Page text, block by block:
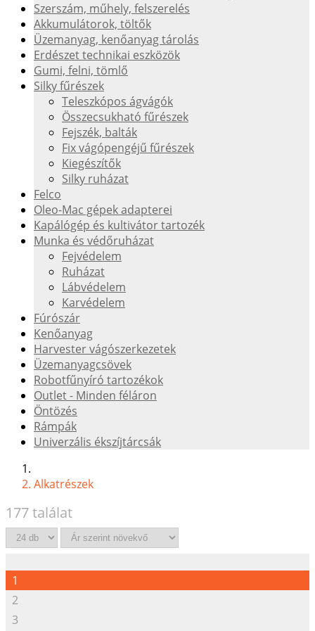
Szerszám, műhely, felszerelés
Akkumulátorok, töltők
Üzemanyag, kenőanyag tárolás
Erdészet technikai eszközök
Gumi, felni, tömlő
Silky fűrészek
Teleszkópos ágvágók
Összecsukható fűrészek
Fejszék, balták
Fix vágópengéjű fűrészek
Kiegészítők
Silky ruházat
Felco
Oleo-Mac gépek adapterei
Kapálógép és kultivátor tartozék
Munka és védőruházat
Fejvédelem
Ruházat
Lábvédelem
Karvédelem
Fúrószár
Kenőanyag
Harvester vágószerkezetek
Üzemanyagcsövek
Robotfűnyíró tartozékok
Outlet - Minden féláron
Öntözés
Rámpák
Univerzális ékszíjtárcsák
Alkatrészek
177 találat
1
2
3